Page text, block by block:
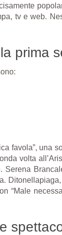
tv e web.
prima
favola”, una
volta
Serena
“Male